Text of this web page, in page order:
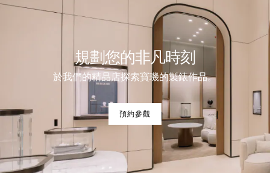
規劃您的非凡時刻
於我們的精品店探索寶璣的製錶作品。
預約參觀